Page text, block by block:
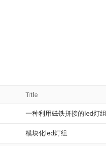
Title
一种利用磁铁拼接的led灯组
模块化led灯组